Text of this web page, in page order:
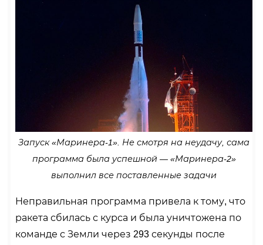
Запуск «Маринера-1». Не смотря на неудачу, сама
программа была успешной — «Маринера-2»
выполнил все поставленные задачи
Неправильная программа привела к тому, что
ракета сбилась с курса и была уничтожена по
команде с Земли через 293 секунды после